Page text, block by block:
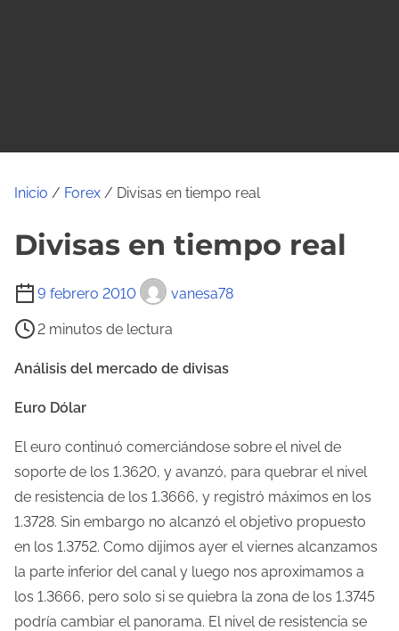
Inicio / Forex / Divisas en tiempo real
Divisas en tiempo real
9 febrero 2010 vanesa78
T
e
m
o
d
e
t
u
2 minutos de lectura
Análisis del mercado de divisas
Euro Dólar
El euro continuó comerciándose sobre el nivel de
soporte de los 1.3620, y avanzó, para quebrar el nivel
de resistencia de los 1.3666, y registró máximos en los
1.3728. Sin embargo no alcanzó el objetivo propuesto
en los 1.3752. Como dijimos ayer el viernes alcanzamos
la parte inferior del canal y luego nos aproximamos a
los 1.3666, pero solo si se quiebra la zona de los 1.3745
podría cambiar el panorama. El nivel de resistencia se